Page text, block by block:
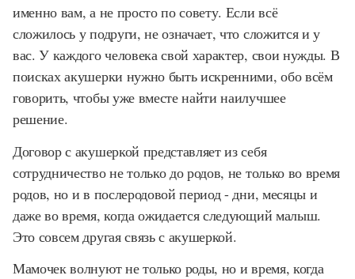
именно вам, а не просто по совету. Если всё
сложилось у подруги, не означает, что сложится и у
вас. У каждого человека свой характер, свои нужды. В
поисках акушерки нужно быть искренними, обо всём
говорить, чтобы уже вместе найти наилучшее
решение.
Договор с акушеркой представляет из себя
сотрудничество не только до родов, не только во время
родов, но и в послеродовой период - дни, месяцы и
даже во время, когда ожидается следующий малыш.
Это совсем другая связь с акушеркой.
Мамочек волнуют не только роды, но и время, когда